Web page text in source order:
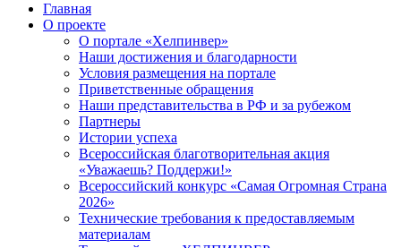
Главная
О проекте
О портале «Хелпинвер»
Наши достижения и благодарности
Условия размещения на портале
Приветственные обращения
Наши представительства в РФ и за рубежом
Партнеры
Истории успеха
Всероссийская благотворительная акция
«Уважаешь? Поддержи!»
Всероссийский конкурс «Самая Огромная Страна
2026»
Технические требования к предоставляемым
материалам